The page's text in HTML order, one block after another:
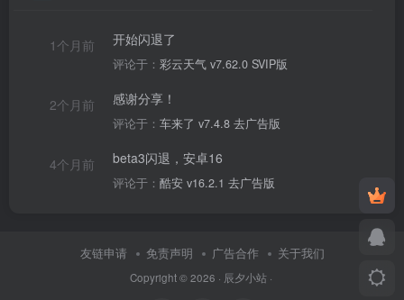
1个月前 开始闪退了
评论于： 彩云天气 v7.62.0 SVIP版
2个月前 感谢分享！
评论于： 车来了 v7.4.8 去广告版
4个月前 beta3闪退，安卓16
评论于： 酷安 v16.2.1 去广告版
友链申请 免责声明 广告合作 关于我们
Copyright © 2026 · 辰夕小站·